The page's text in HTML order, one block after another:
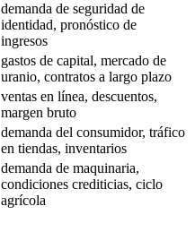
demanda de seguridad de
identidad, pronóstico de
ingresos
gastos de capital, mercado de
uranio, contratos a largo plazo
ventas en línea, descuentos,
margen bruto
demanda del consumidor, tráfico
en tiendas, inventarios
demanda de maquinaria,
condiciones crediticias, ciclo
agrícola